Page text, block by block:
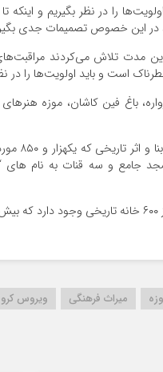
را در نظر بگیریم و
در این خصوص تصمیمات جدی
مدت تلاش می‌کردند
است و باید اولویت‌ها را در
باغ فین کاشان، موزه
جامع و سه قنات به نام های ‘
میراث فرهنگی ویروس